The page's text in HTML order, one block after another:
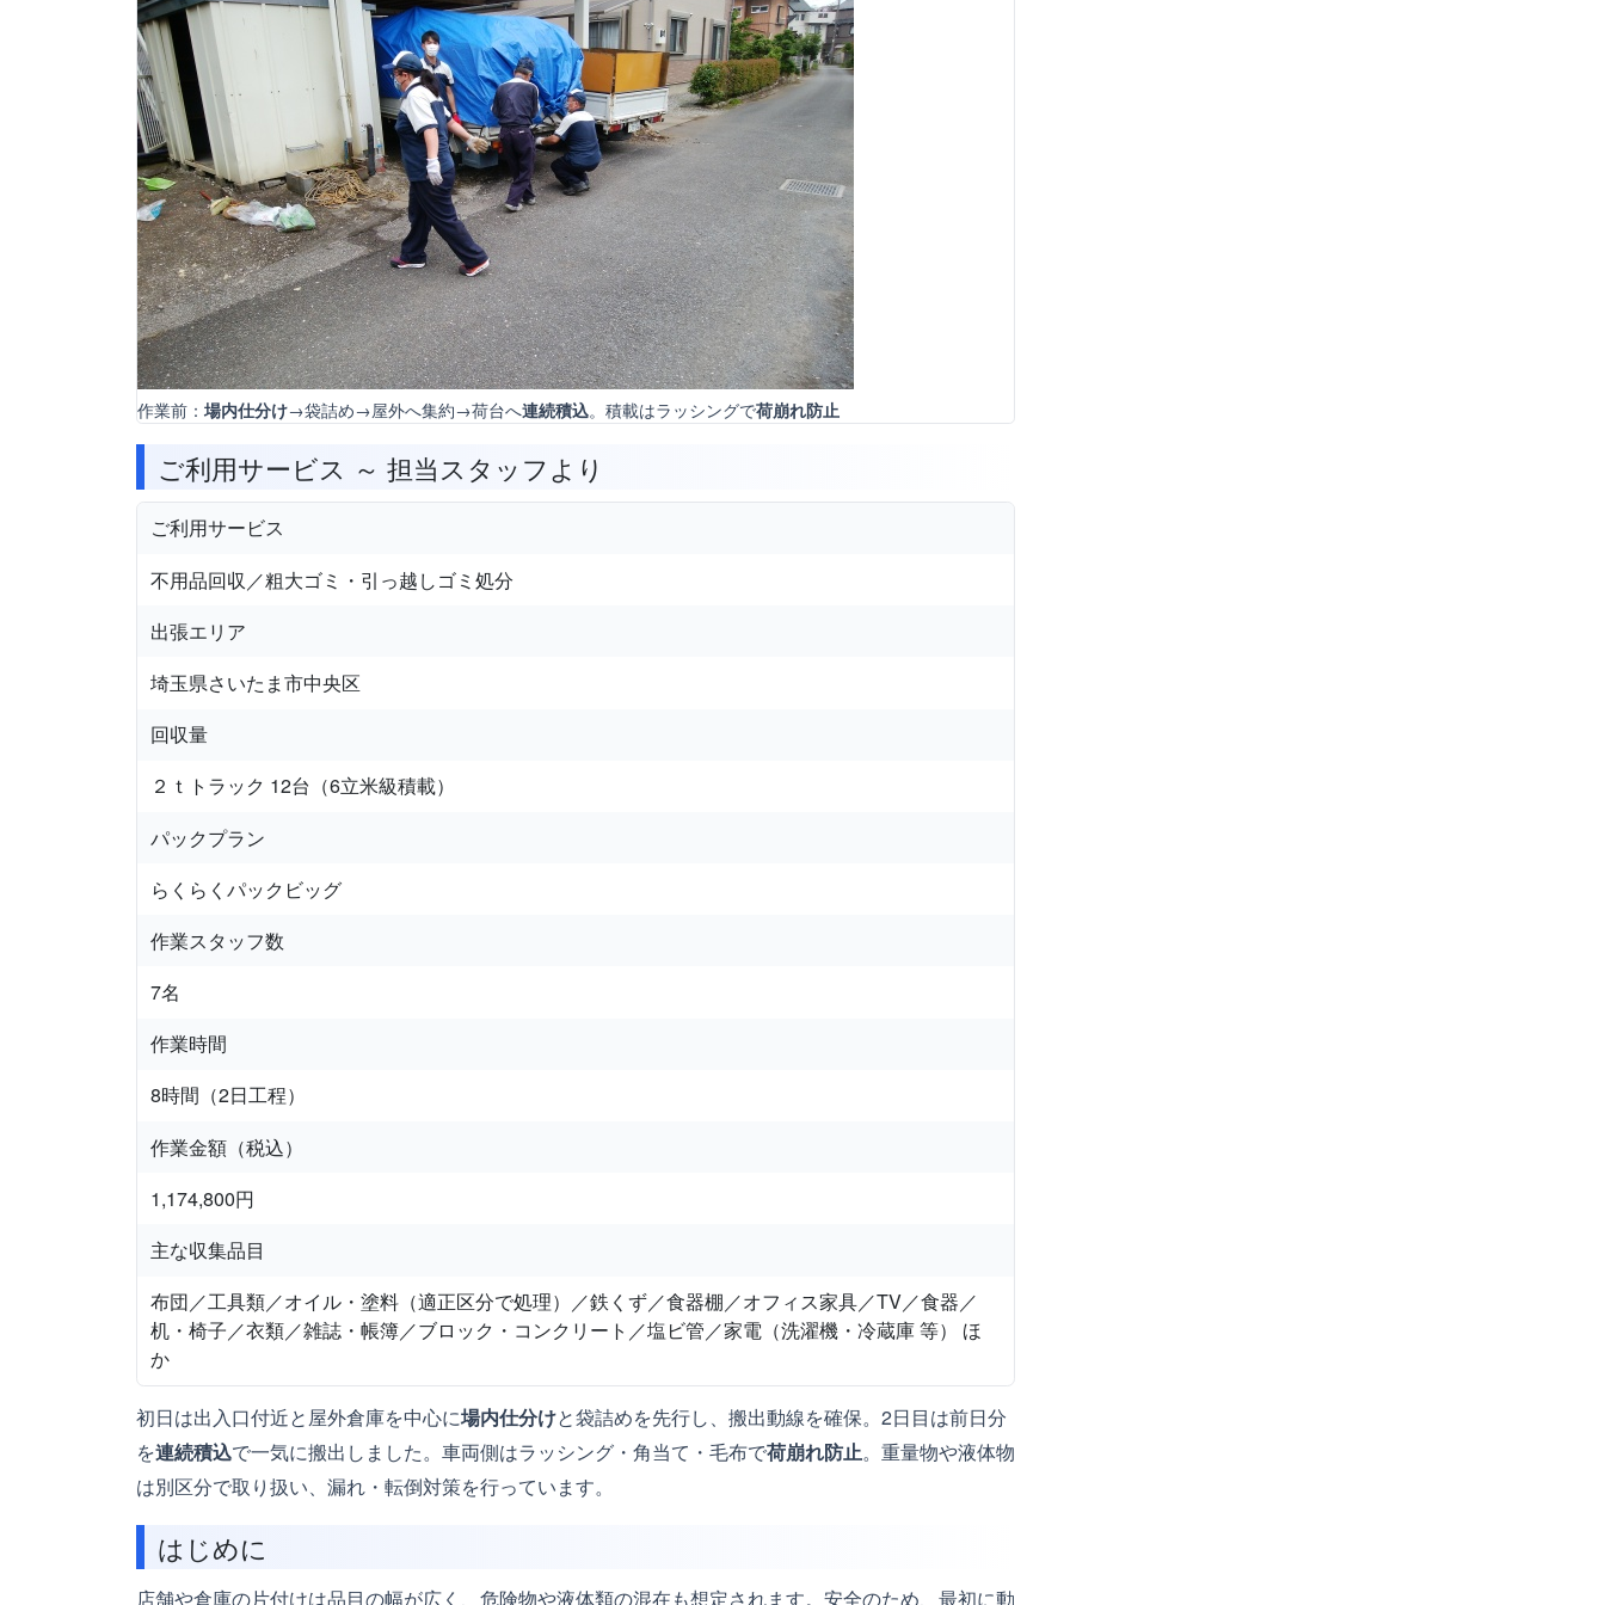
作業前： 場内仕分け→袋詰め→屋外へ集約→荷台へ連続積込。積載はラッシングで荷崩れ防止
ご利用サービス ～ 担当スタッフより
ご利用サービス
不用品回収／粗大ゴミ・引っ越しゴミ処分
出張エリア
埼玉県さいたま市中央区
回収量
２ｔトラック 12台（6立米級積載）
パックプラン
らくらくパックビッグ
作業スタッフ数
7名
作業時間
8時間（2日工程）
作業金額（税込）
1,174,800円
主な収集品目
布団／工具類／オイル・塗料（適正区分で処理）／鉄くず／食器棚／オフィス家具／TV／食器／
机・椅子／衣類／雑誌・帳簿／ブロック・コンクリート／塩ビ管／家電（洗濯機・冷蔵庫 等） ほ
か
初日は出入口付近と屋外倉庫を中心に場内仕分けと袋詰めを先行し、搬出動線を確保。2日目は前日分
を連続積込で一気に搬出しました。車両側はラッシング・角当て・毛布で荷崩れ防止。重量物や液体物
は別区分で取り扱い、漏れ・転倒対策を行っています。
はじめに
店舗や倉庫の片付けは品目の幅が広く、危険物や液体類の混在も想定されます。安全のため、最初に動